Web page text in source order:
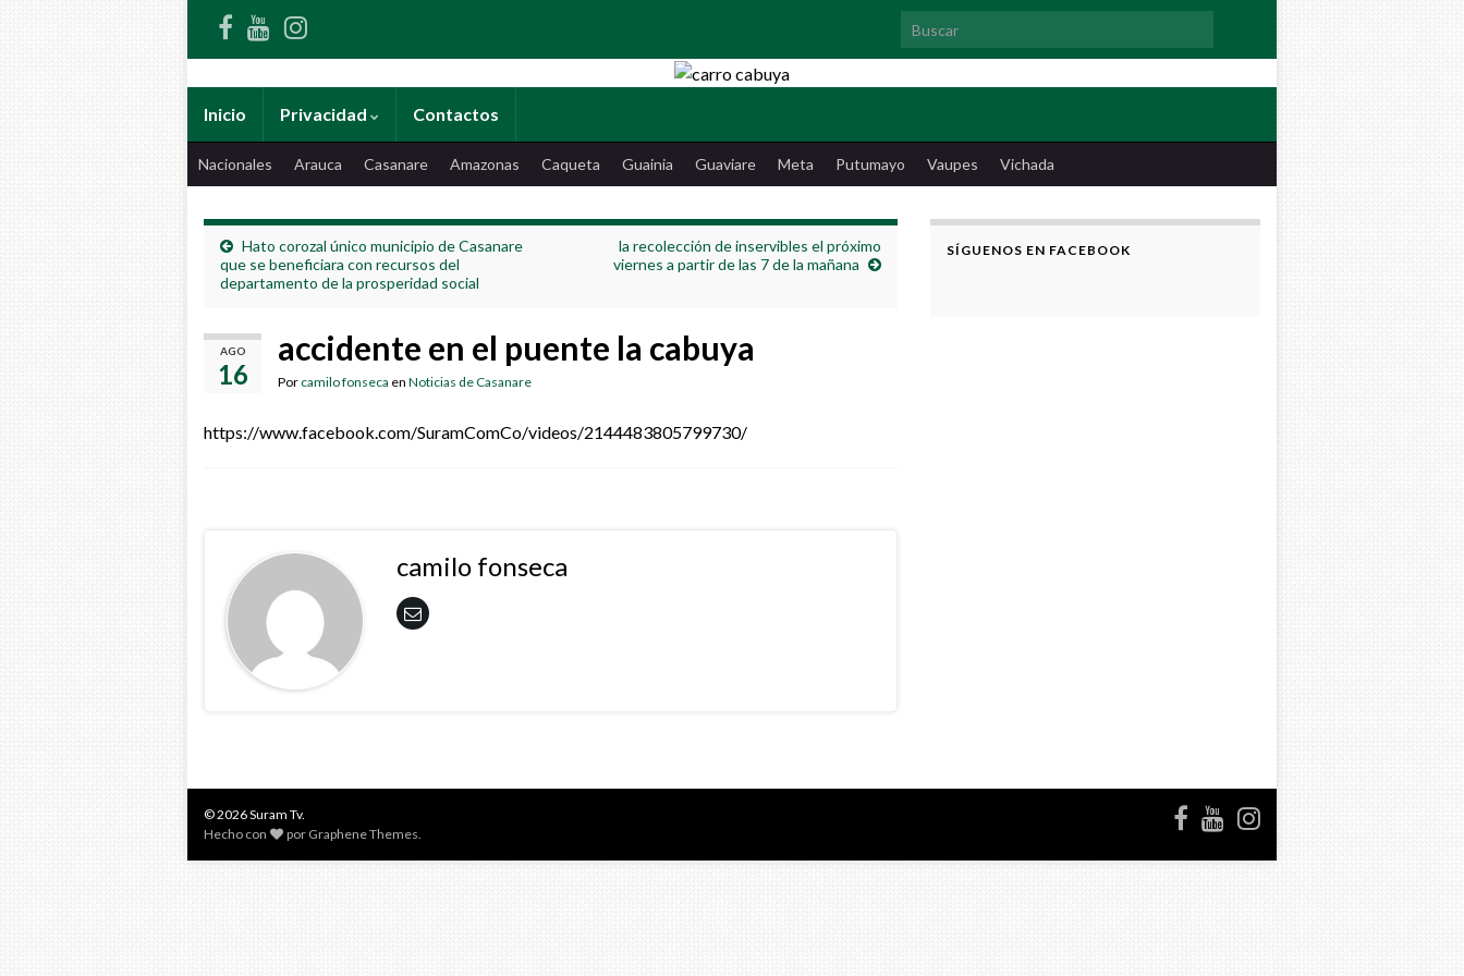
Search for:
Inicio Privacidad Contactos
Nacionales Arauca Casanare Amazonas Caqueta Guainia Guaviare Meta Putumayo Vaupes Vichada
Hato corozal único municipio de Casanare
que se beneficiara con recursos del
departamento de la prosperidad social
la recolección de inservibles el próximo
viernes a partir de las 7 de la mañana
AGO
16
accidente en el puente la cabuya
Por camilo fonseca en Noticias de Casanare
https://www.facebook.com/SuramComCo/videos/2144483805799730/
camilo fonseca
SÍGUENOS EN FACEBOOK
© 2026 Suram Tv.
Hecho con
por Graphene Themes.